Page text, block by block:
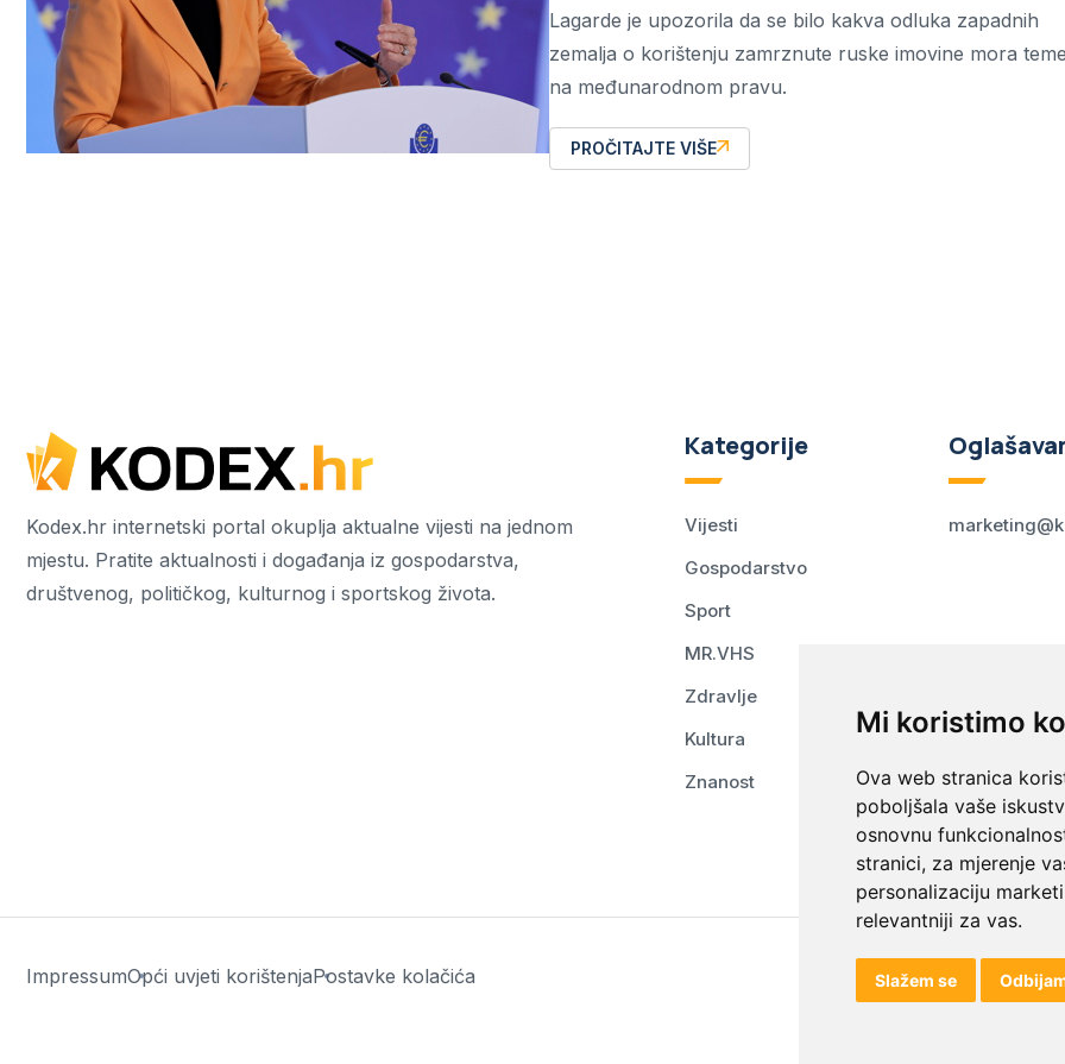
Mi koristimo
Ova web stranica
poboljšala vaše
osnovnu
stranici, za mjerenje
personalizaciju
relevantniji za vas.
Slažem se
Lagarde je upozorila da se bilo kakva odluka zapadnih
zemalja o korištenju zamrznute ruske imovine mora
na međunarodnom pravu.
PROČITAJTE VIŠE
Kodex.hr internetski portal okuplja aktualne vijesti na jednom
mjestu. Pratite aktualnosti i događanja iz gospodarstva,
društvenog, političkog, kulturnog i sportskog života.
Kategorije
Vijesti
Gospodarstvo
Sport
MR.VHS
Zdravlje
Kultura
Znanost
ImpressumOpći uvjeti korištenjaPostavke kolačića